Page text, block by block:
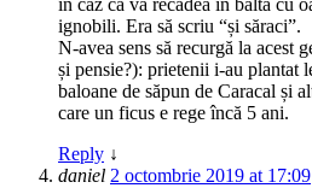
în caz că va recădea în balta cu
ignobili. Era să scriu “și săraci”.
N-avea sens să recurgă la acest
și pensie?): prietenii i-au plantat
baloane de săpun de Caracal și
care un ficus e rege încă 5 ani.
Reply ↓
daniel 2 octombrie 2019 at 17:09